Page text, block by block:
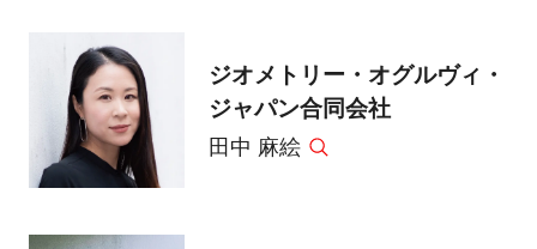
ジオメトリー・オグルヴィ・
ジャパン合同会社
田中 麻絵